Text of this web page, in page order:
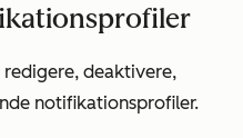
deaktivere,
notifikationsprofiler.